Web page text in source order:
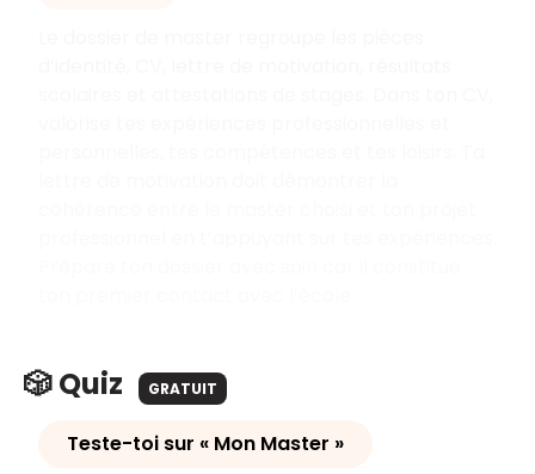
🎲 Quiz GRATUIT
Teste-toi sur « Mon Master »